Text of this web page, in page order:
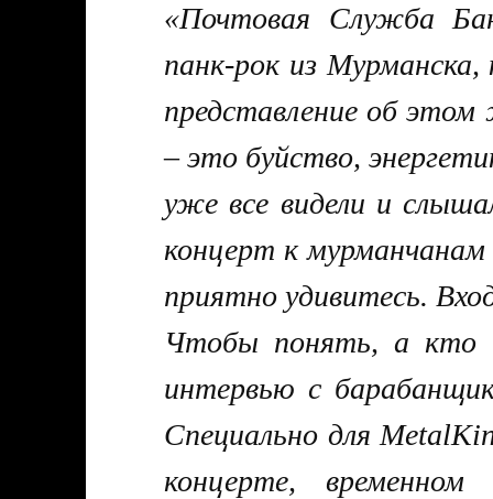
«Почтовая Служба
панк-рок из
представление об
– это буйство,
уже все видели и
концерт к
приятно удивитесь.
Чтобы понять, а
интервью с
Специально для
концерте,